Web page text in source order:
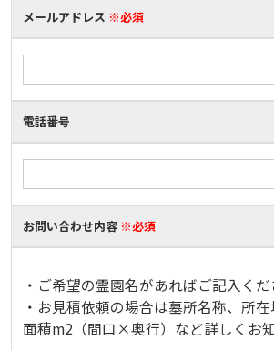
メールアドレス ※必須
電話番号
お問い合わせ内容 ※必須
・ご希望の霊園名があればご記入くだ
・お見積依頼の場合は墓所名称、所在
面積m2（間口×奥行）など詳しくお